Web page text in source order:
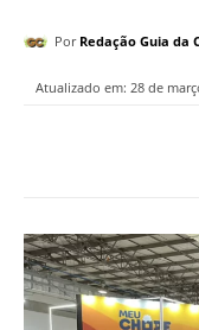
Por Redação Guia da
Atualizado em: 28 de